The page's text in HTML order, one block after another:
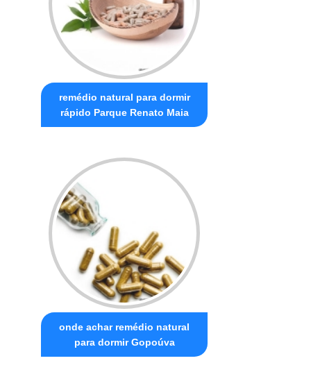
remédio natural para dormir
rápido Parque Renato Maia
onde achar remédio natural
para dormir Gopoúva